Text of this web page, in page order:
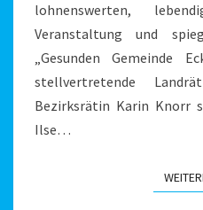
lohnenswerten,
Veranstaltung und
„Gesunden Gemeinde
stellvertretende
Bezirksrätin Karin Knorr
Ilse…